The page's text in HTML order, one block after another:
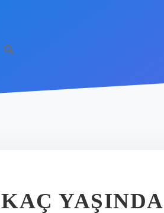
YAŞINDA